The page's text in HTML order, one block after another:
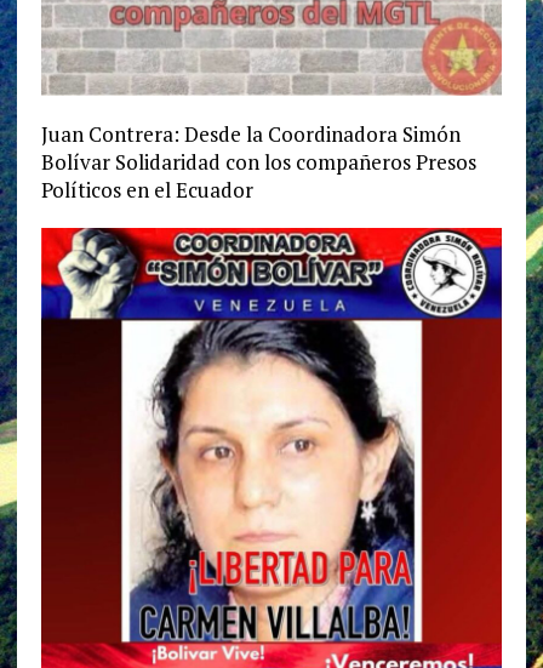
Juan Contrera: Desde la Coordinadora Simón
Bolívar Solidaridad con los compañeros Presos
Políticos en el Ecuador